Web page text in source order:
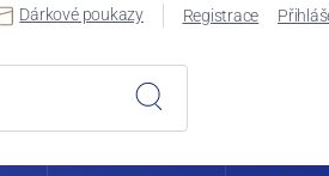
Dárkové poukazy Registrace